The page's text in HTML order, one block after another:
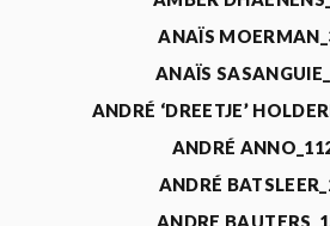
ANAÏS
ANAÏS
ANDRÉ ‘DREETJE’
ANDRÉ
ANDRÉ
ANDRE